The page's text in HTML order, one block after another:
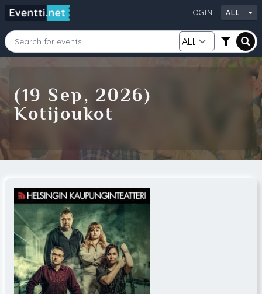
LOGIN ALL
(19 Sep, 2026)
Kotijoukot